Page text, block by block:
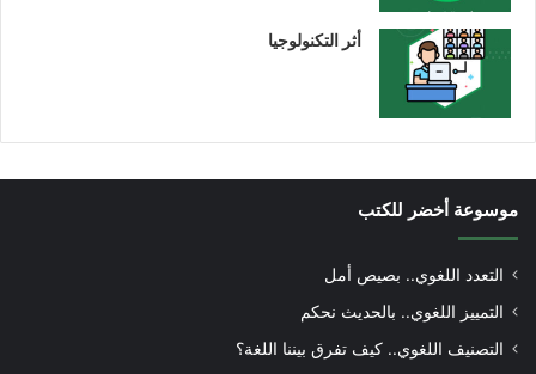
أثر التكنولوجيا
موسوعة أخضر للكتب
التعدد اللغوي.. بصيص أمل
التمييز اللغوي.. بالحديث نحكم
التصنيف اللغوي.. كيف تفرق بيننا اللغة؟